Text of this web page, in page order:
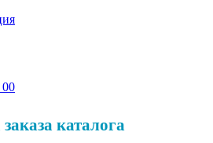
00
каталога